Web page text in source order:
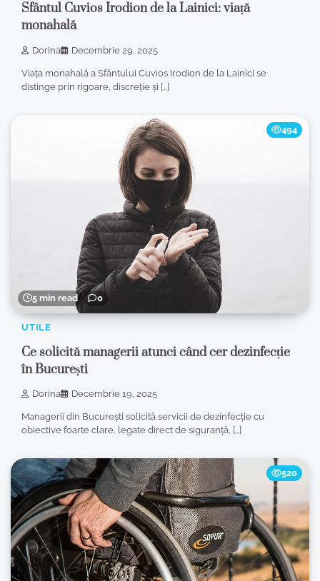
Sfântul Cuvios Irodion de la Lainici: viață
monahală
Dorina Decembrie 29, 2025
Viața monahală a Sfântului Cuvios Irodion de la Lainici se
distinge prin rigoare, discreție și […]
5 min read 0
494
UTILE
Ce solicită managerii atunci când cer dezinfecție
în București
Dorina Decembrie 19, 2025
Managerii din București solicită servicii de dezinfecție cu
obiective foarte clare, legate direct de siguranță, […]
520